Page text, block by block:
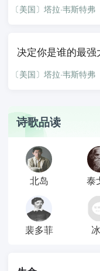
〔美国〕塔拉·韦斯特弗
决定你是谁的最强
〔美国〕塔拉·韦斯特弗
诗歌品读
北岛 泰
裴多菲